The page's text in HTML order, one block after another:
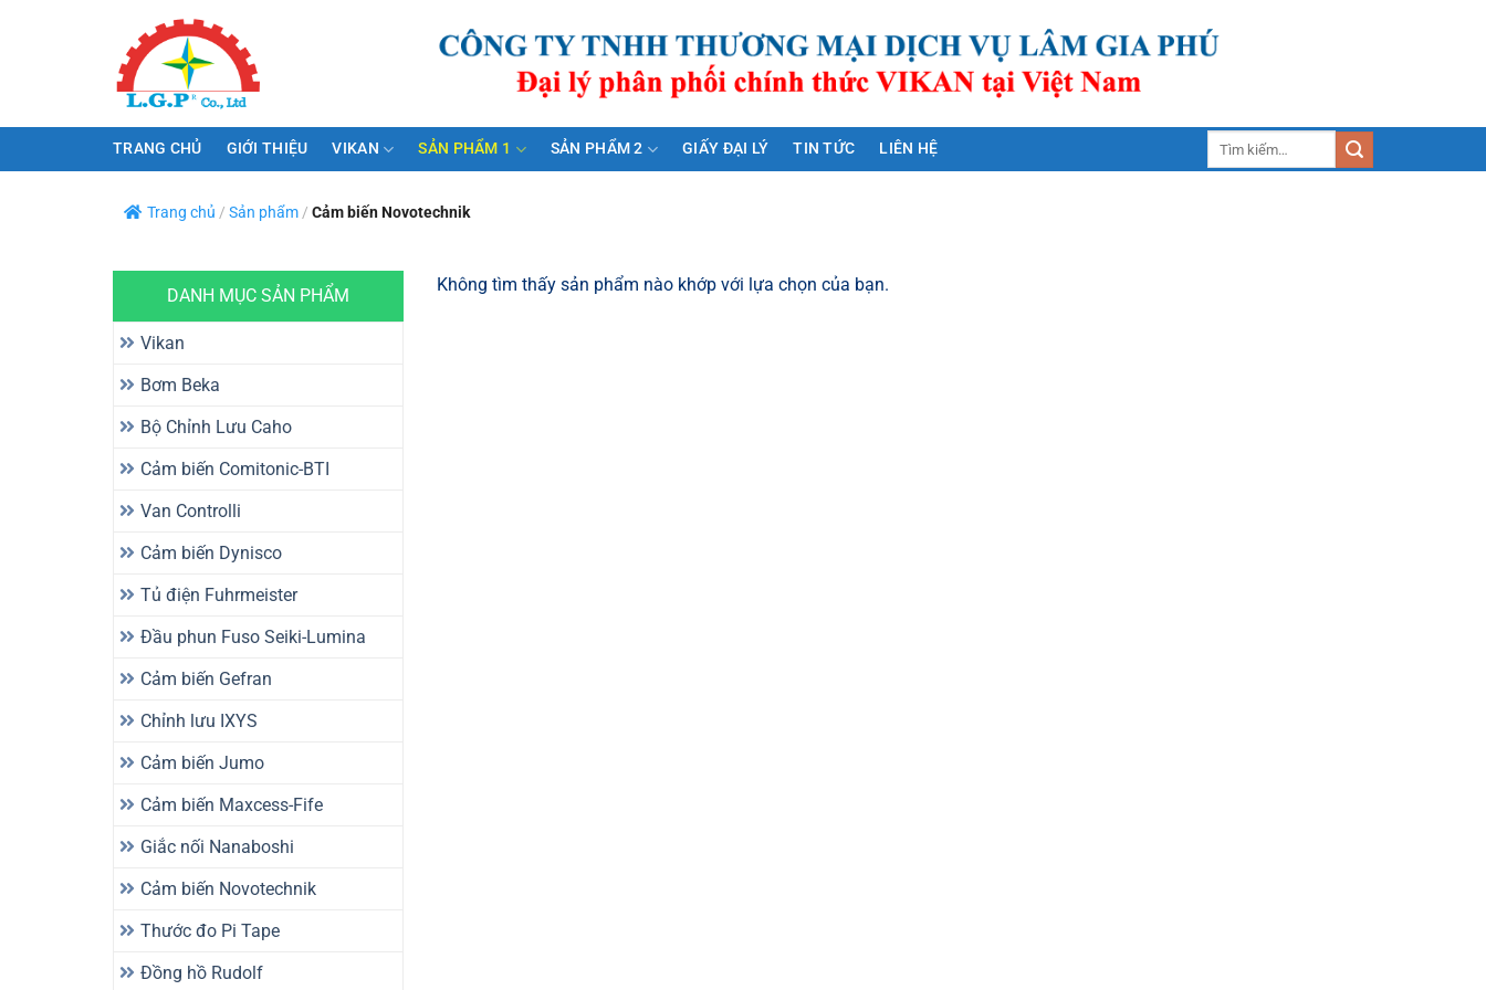
TRANG CHỦ GIỚI THIỆU VIKAN SẢN PHẨM 1 SẢN PHẨM 2 GIẤY ĐẠI LÝ TIN TỨC LIÊN HỆ
Trang chủ / Sản phẩm/ Cảm biến Novotechnik
DANH MỤC SẢN PHẨM
Vikan
Bơm Beka
Bộ Chỉnh Lưu Caho
Cảm biến Comitonic-BTI
Van Controlli
Cảm biến Dynisco
Tủ điện Fuhrmeister
Đầu phun Fuso Seiki-Lumina
Cảm biến Gefran
Chỉnh lưu IXYS
Cảm biến Jumo
Cảm biến Maxcess-Fife
Giắc nối Nanaboshi
Cảm biến Novotechnik
Thước đo Pi Tape
Đồng hồ Rudolf
Không tìm thấy sản phẩm nào khớp với lựa chọn của bạn.